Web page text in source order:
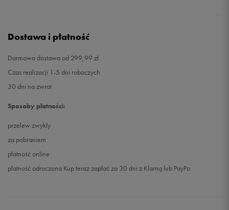
Dostawa i płatność
Darmowa dostawa od 299,99 zł
Czas realizacji 1-5 dni roboczych
30 dni na zwrot
Sposoby płatności:
przelew zwykły
za pobraniem
płatność online
płatność odroczona Kup teraz zapłać za 30 dni z Klarną lub PayPo